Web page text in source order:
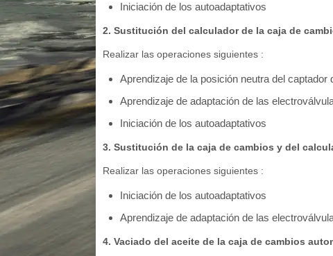
Iniciación de los autoadaptativos
2. Sustitución del calculador de la caja de
Realizar las operaciones siguientes :
Aprendizaje de la posición neutra del
Aprendizaje de adaptación de las
Iniciación de los autoadaptativos
3. Sustitución de la caja de cambios y del
Realizar las operaciones siguientes :
Iniciación de los autoadaptativos
Aprendizaje de adaptación de las
4. Vaciado del aceite de la caja de cambios